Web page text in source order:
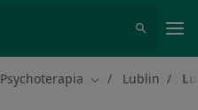
Psychoterapia Zmień miasto
Lublin